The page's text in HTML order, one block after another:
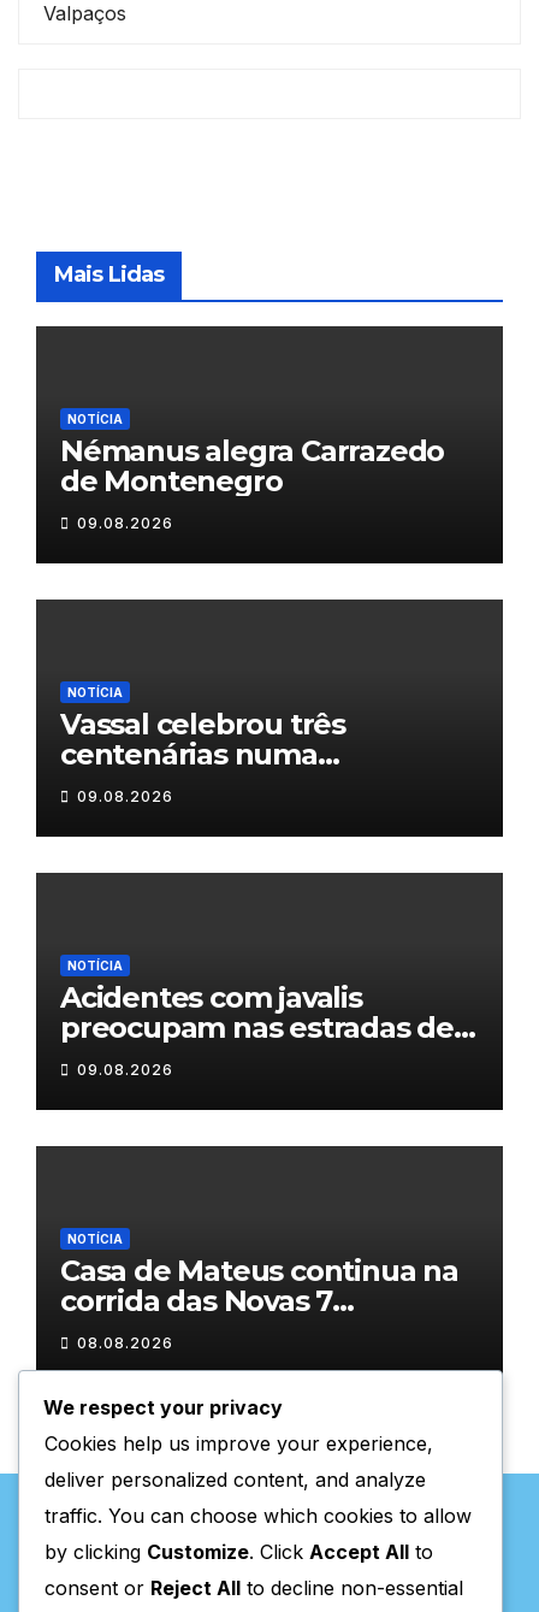
Valpaços
Mais Lidas
NOTÍCIA
Némanus alegra Carrazedo
de Montenegro
09.08.2026
NOTÍCIA
Vassal celebrou três
centenárias numa
homenagem a um século de
histórias
09.08.2026
NOTÍCIA
Acidentes com javalis
preocupam nas estradas de
Trás-os-Montes
09.08.2026
NOTÍCIA
Casa de Mateus continua na
corrida das Novas 7
Maravilhas de Portugal
08.08.2026
We respect your privacy
Cookies help us improve your experience,
deliver personalized content, and analyze
traffic. You can choose which cookies to allow
by clicking Customize. Click Accept All to
consent or Reject All to decline non-essential